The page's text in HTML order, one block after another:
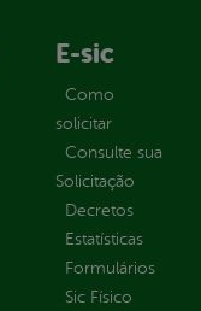
E-sic
Como
solicitar
Consulte sua
Solicitação
Decretos
Estatísticas
Formulários
Sic Físico